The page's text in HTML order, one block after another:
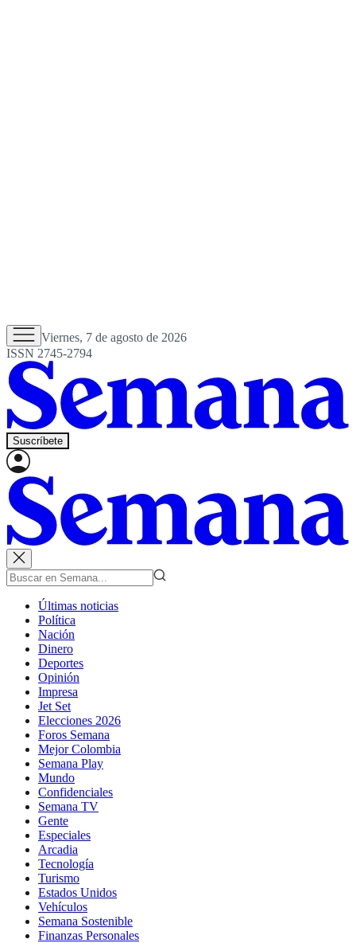
Viernes, 7 de agosto de 2026
ISSN 2745-2794
Suscríbete
Últimas noticias
Política
Nación
Dinero
Deportes
Opinión
Impresa
Jet Set
Elecciones 2026
Foros Semana
Mejor Colombia
Semana Play
Mundo
Confidenciales
Semana TV
Gente
Especiales
Arcadia
Tecnología
Turismo
Estados Unidos
Vehículos
Semana Sostenible
Finanzas Personales